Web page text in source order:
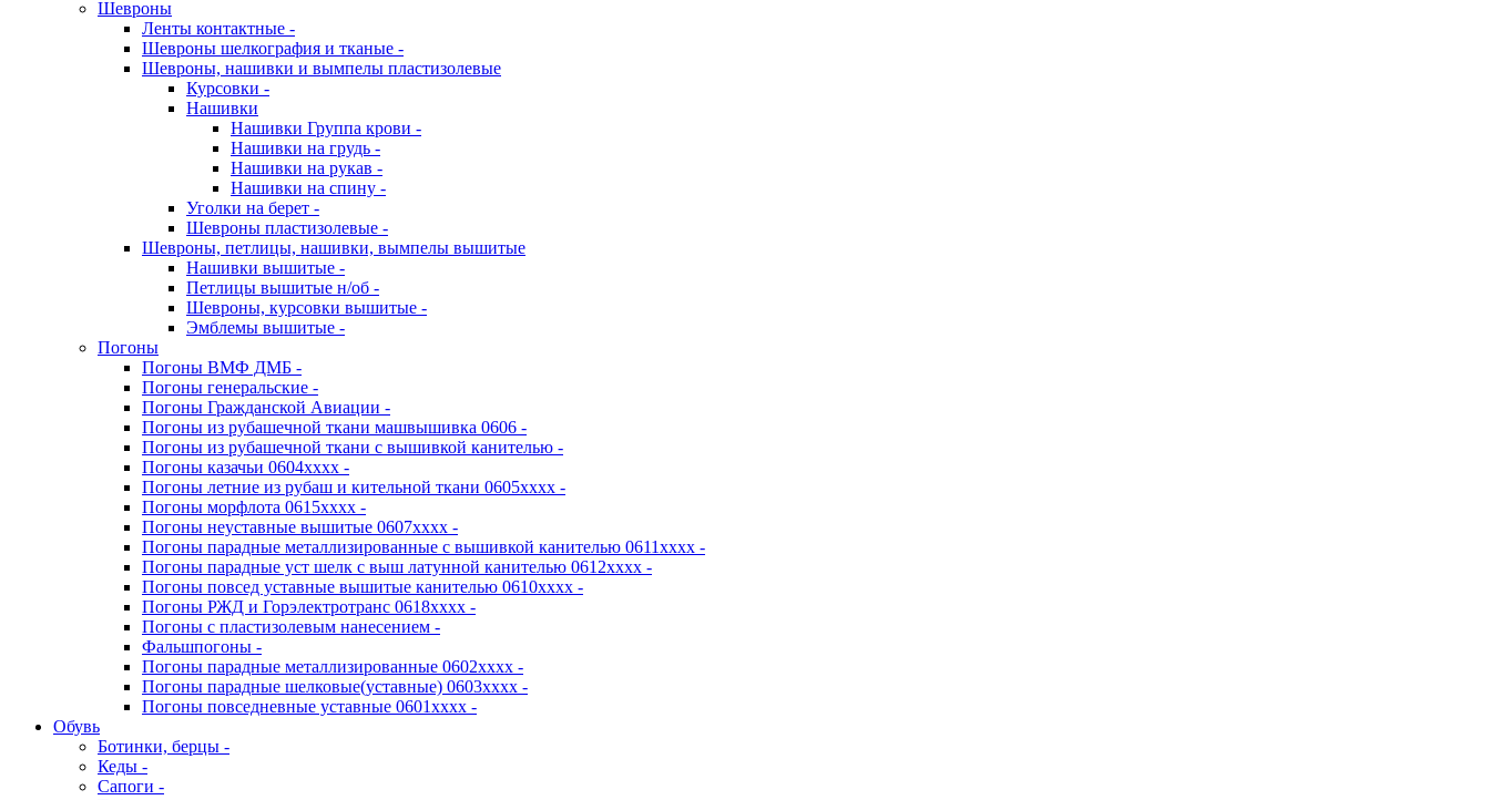
Шевроны
Ленты контактные -
Шевроны шелкография и тканые -
Шевроны, нашивки и вымпелы пластизолевые
Курсовки -
Нашивки
Нашивки Группа крови -
Нашивки на грудь -
Нашивки на рукав -
Нашивки на спину -
Уголки на берет -
Шевроны пластизолевые -
Шевроны, петлицы, нашивки, вымпелы вышитые
Нашивки вышитые -
Петлицы вышитые н/об -
Шевроны, курсовки вышитые -
Эмблемы вышитые -
Погоны
Погоны ВМФ ДМБ -
Погоны генеральские -
Погоны Гражданской Авиации -
Погоны из рубашечной ткани машвышивка 0606 -
Погоны из рубашечной ткани с вышивкой канителью -
Погоны казачьи 0604хххх -
Погоны летние из рубаш и кительной ткани 0605хххх -
Погоны морфлота 0615хххх -
Погоны неуставные вышитые 0607хххх -
Погоны парадные металлизированные с вышивкой канителью 0611хххх -
Погоны парадные уст шелк с выш латунной канителью 0612хххх -
Погоны повсед уставные вышитые канителью 0610хххх -
Погоны РЖД и Горэлектротранс 0618хххх -
Погоны с пластизолевым нанесением -
Фальшпогоны -
Погоны парадные металлизированные 0602хххх -
Погоны парадные шелковые(уставные) 0603хххх -
Погоны повседневные уставные 0601хххх -
Обувь
Ботинки, берцы -
Кеды -
Сапоги -